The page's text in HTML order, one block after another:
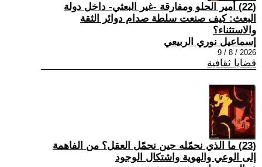
(22) أمير الحلو ومفارقة -غير البعثي- داخل دولة
البعث: كيف صنعت سلطة صدام دوائر الثقة
والاستثناء؟
إسماعيل نوري الربيعي
2026 / 8 / 9
قضايا ثقافية
(23) ما الذي نحمّله حين نحمّل العقل؟ من الفاهمة
إلى الوعي والهوية واشتكال الوجود